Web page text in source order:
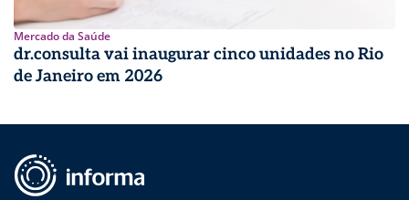
Mercado da Saúde
dr.consulta vai inaugurar cinco unidades no Rio
de Janeiro em 2026